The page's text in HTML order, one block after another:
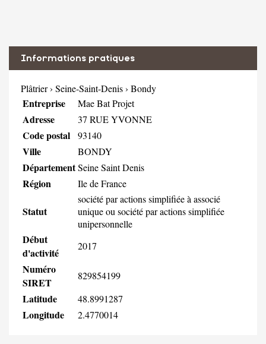
Informations pratiques
Plâtrier› Seine-Saint-Denis› Bondy
Entreprise Mae Bat Projet
Adresse 37 RUE YVONNE
Code postal 93140
Ville BONDY
DépartementSeine Saint Denis
Région Ile de France
Statut
société par actions simplifiée à associé
unique ou société par actions simplifiée
unipersonnelle
Début
d'activité
2017
Numéro
SIRET
829854199
Latitude 48.8991287
Longitude 2.4770014